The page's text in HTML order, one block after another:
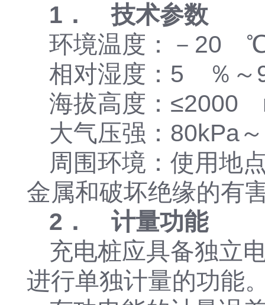
1． 技术参数
环境温度：－20
相对湿度：5 ％
海拔高度：≤2000
大气压强：80kPa
周围环境：使用地
金属和破坏绝缘的有
2． 计量功能
充电桩应具备独立
进行单独计量的功能